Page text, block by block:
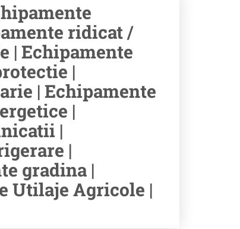
ridicat /
| Echipamente
|
| Echipamente
|
|
|
gradina |
Utilaje Agricole |